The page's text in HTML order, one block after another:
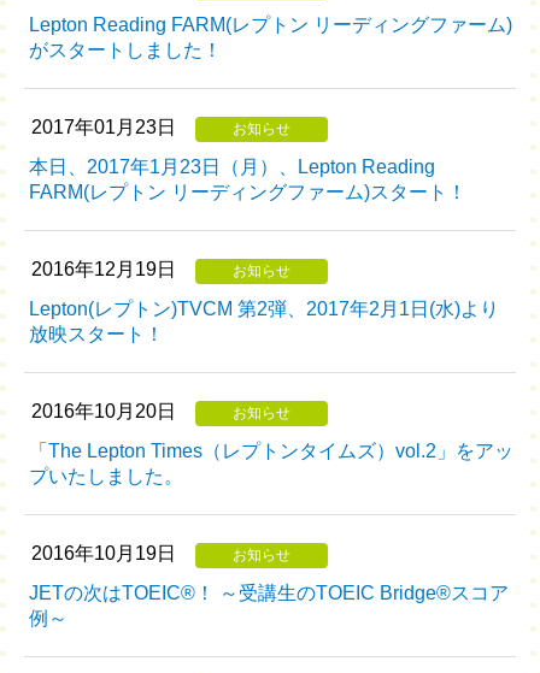
Lepton Reading FARM(レプトン リーディングファーム)
がスタートしました！
2017年01月23日 お知らせ
本日、2017年1月23日（月）、Lepton Reading
FARM(レプトン リーディングファーム)スタート！
2016年12月19日 お知らせ
Lepton(レプトン)TVCM 第2弾、2017年2月1日(水)より
放映スタート！
2016年10月20日 お知らせ
「The Lepton Times（レプトンタイムズ）vol.2」をアッ
プいたしました。
2016年10月19日 お知らせ
JETの次はTOEIC®！ ～受講生のTOEIC Bridge®スコア
例～